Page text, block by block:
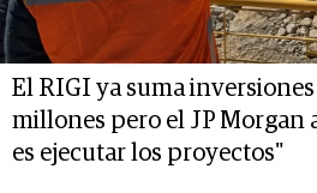
El RIGI ya suma
millones pero el JP Morgan
es ejecutar los proyectos"